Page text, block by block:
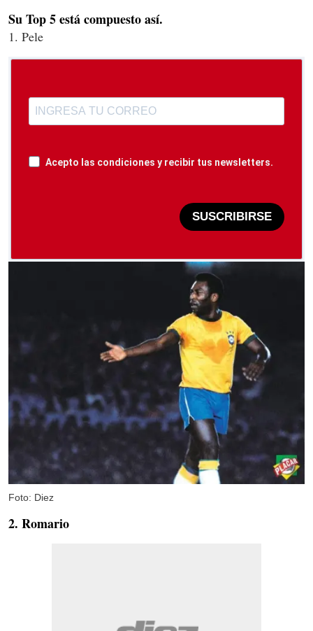
Su Top 5 está compuesto así.
1. Pele
Acepto las condiciones y recibir tus newsletters.
SUSCRIBIRSE
Foto: Diez
2. Romario